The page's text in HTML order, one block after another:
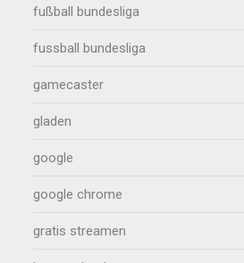
fußball bundesliga
fussball bundesliga
gamecaster
gladen
google
google chrome
gratis streamen